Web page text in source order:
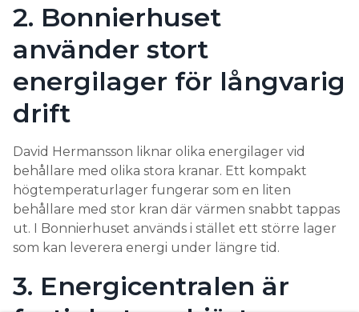
2. Bonnierhuset
använder stort
energilager för långvarig
drift
David Hermansson liknar olika energilager vid
behållare med olika stora kranar. Ett kompakt
högtemperaturlager fungerar som en liten
behållare med stor kran där värmen snabbt tappas
ut. I Bonnierhuset används i stället ett större lager
som kan leverera energi under längre tid.
3. Energicentralen är